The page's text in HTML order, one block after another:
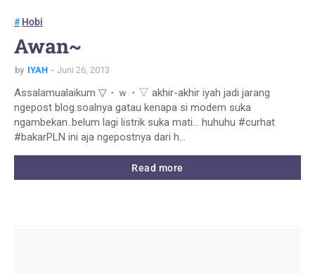
Hobi
Awan~
by IYAH Juni 26, 2013
Assalamualaikum ▽・ｗ・▽ akhir-akhir iyah jadi jarang
ngepost blog.soalnya gatau kenapa si modem suka
ngambekan..belum lagi listrik suka mati... huhuhu #curhat
#bakarPLN ini aja ngepostnya dari h…
Read more